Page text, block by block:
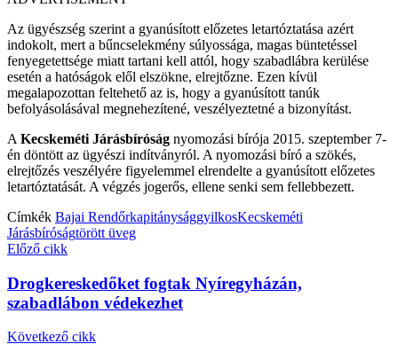
Az ügyészség szerint a gyanúsított előzetes letartóztatása azért
indokolt, mert a bűncselekmény súlyossága, magas büntetéssel
fenyegetettsége miatt tartani kell attól, hogy szabadlábra kerülése
esetén a hatóságok elől elszökne, elrejtőzne. Ezen kívül
megalapozottan feltehető az is, hogy a gyanúsított tanúk
befolyásolásával megnehezítené, veszélyeztetné a bizonyítást.
A Kecskeméti Járásbíróság nyomozási bírója 2015. szeptember 7-
én döntött az ügyészi indítványról. A nyomozási bíró a szökés,
elrejtőzés veszélyére figyelemmel elrendelte a gyanúsított előzetes
letartóztatását. A végzés jogerős, ellene senki sem fellebbezett.
Címkék Bajai RendőrkapitánysággyilkosKecskeméti
Járásbíróságtörött üveg
Előző cikk
Drogkereskedőket fogtak Nyíregyházán,
szabadlábon védekezhet
Következő cikk